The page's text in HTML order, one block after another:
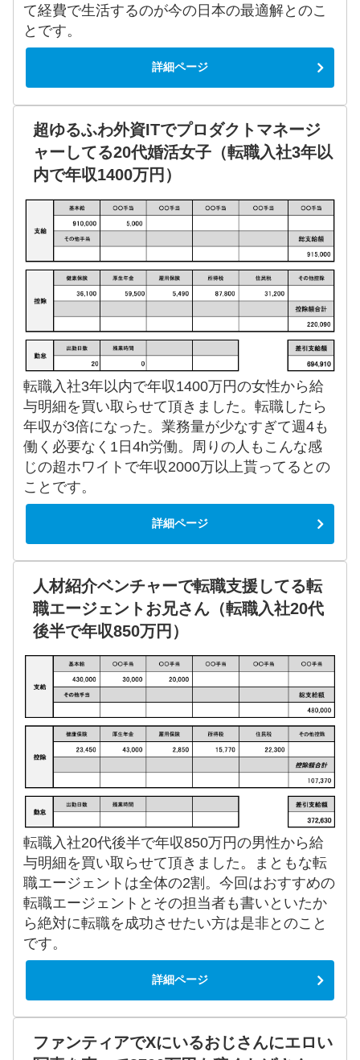
て経費で生活するのが今の日本の最適解とのこ
とです。
詳細ページ
超ゆるふわ外資ITでプロダクトマネージ
ャーしてる20代婚活女子（転職入社3年以
内で年収1400万円）
転職入社3年以内で年収1400万円の女性から給
与明細を買い取らせて頂きました。転職したら
年収が3倍になった。業務量が少なすぎて週4も
働く必要なく1日4h労働。周りの人もこんな感
じの超ホワイトで年収2000万以上貰ってるとの
ことです。
詳細ページ
人材紹介ベンチャーで転職支援してる転
職エージェントお兄さん（転職入社20代
後半で年収850万円）
転職入社20代後半で年収850万円の男性から給
与明細を買い取らせて頂きました。まともな転
職エージェントは全体の2割。今回はおすすめの
転職エージェントとその担当者も書いといたか
ら絶対に転職を成功させたい方は是非とのこと
です。
詳細ページ
ファンティアでXにいるおじさんにエロい